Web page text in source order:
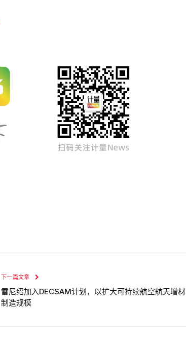
下一篇文章
雷尼绍加入DECSAM计划，以扩大可持续航空航天增材
制造规模